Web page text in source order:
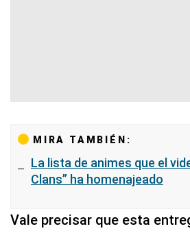
MIRA TAMBIÉN:
La lista de animes que el
Clans” ha homenajeado
Vale precisar que esta